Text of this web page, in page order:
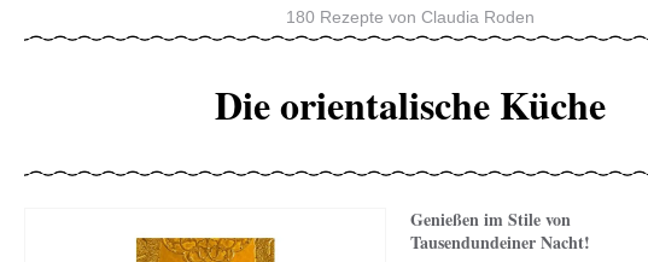
180 Rezepte von Claudia Roden
Die orientalische Küche
Genießen im Stile von
Tausendundeiner Nacht!